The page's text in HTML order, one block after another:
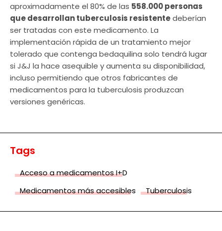
aproximadamente el 80% de las 558.000 personas
que desarrollan tuberculosis resistentedeberían
ser tratadas con este medicamento. La
implementación rápida de un tratamiento mejor
tolerado que contenga bedaquilina solo tendrá lugar
si J&J la hace asequible y aumenta su disponibilidad,
incluso permitiendo que otros fabricantes de
medicamentos para la tuberculosis produzcan
versiones genéricas.
Tags
Acceso a medicamentos I+D
Medicamentos más accesibles
Tuberculosis